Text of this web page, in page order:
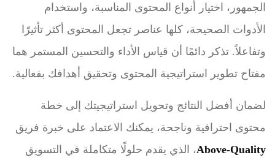
الجمهور، اختيار أنواع المحتوى المناسبة، واستخدام
الأدوات الصحيحة، كلها عناصر تجعل المحتوى أكثر تأثيرًا
وتفاعلاً. تذكر دائمًا أن قياس الأداء والتحسين المستمر هما
مفتاح تطوير استراتيجية المحتوى وتحقيق أهدافك بفعالية.
لضمان أفضل النتائج وتحويل استراتيجيتك إلى خطة
محتوى احترافية وناجحة، يمكنك الاعتماد على خبرة فريق
Above-Quality، الذي يقدم حلولًا متكاملة في التسويق